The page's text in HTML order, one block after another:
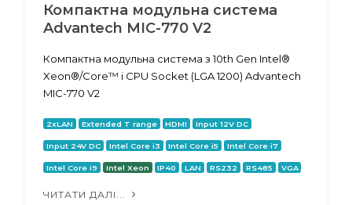
Компактна модульна система
Advantech MIC-770 V2
Компактна модульна система з 10th Gen Intel®
Xeon®/Core™ i CPU Socket (LGA 1200) Advantech
MIC-770 V2
2xLAN Extended T range HDMI Input 12V DC
Input 24V DC Intel Core i3 Intel Core i5 Intel Core i7
Intel Core i9 Intel Xeon IP40 LAN RS232 RS485 VGA
ЧИТАТИ ДАЛІ...